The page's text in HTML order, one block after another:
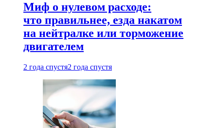
Миф о нулевом расходе:
что правильнее, езда накатом
на нейтралке или торможение
двигателем
2 года спустя2 года спустя